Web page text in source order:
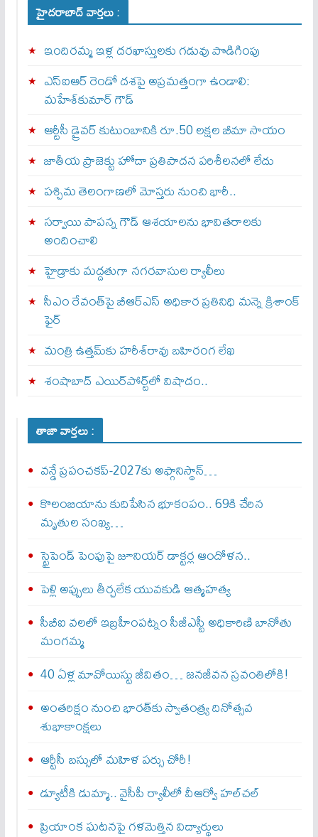
హైదరాబాద్ వార్తలు :
ఇందిరమ్మ ఇళ్ల దరఖాస్తులకు గడువు పొడిగింపు
ఎస్‌ఐఆర్‌ రెండో దశపై అప్రమత్తంగా ఉండాలి:
మహేశ్‌కుమార్‌ గౌడ్‌
ఆర్టీసీ డ్రైవర్ కుటుంబానికి రూ.50 లక్షల బీమా సాయం
జాతీయ ప్రాజెక్టు హోదా ప్రతిపాదన పరిశీలనలో లేదు
పశ్చిమ తెలంగాణలో మోస్తరు నుంచి భారీ..
సర్వాయి పాపన్న గౌడ్‌ ఆశయాలను భావితరాలకు
అందించాలి
హైడ్రాకు మద్దతుగా నగరవాసుల ర్యాలీలు
సీఎం రేవంత్‌పై బీఆర్‌ఎస్‌ అధికార ప్రతినిధి మన్నె క్రిశాంక్
ఫైర్‌
మంత్రి ఉత్తమ్‌కు హరీశ్‌రావు బహిరంగ లేఖ
శంషాబాద్‌ ఎయిర్‌పోర్ట్‌లో విషాదం..
తాజా వార్తలు :
వన్డే ప్రపంచకప్‌-2027కు అఫ్గానిస్థాన్‌…
కొలంబియాను కుదిపేసిన భూకంపం.. 69కి చేరిన
మృతుల సంఖ్య…
స్టైపెండ్ పెంపుపై జూనియర్ డాక్టర్ల ఆందోళన..
పెళ్లి అప్పులు తీర్చలేక యువకుడి ఆత్మహత్య
సీబీఐ వలలో ఇబ్రహీంపట్నం సీజీఎస్టీ అధికారిణి బానోతు
మంగమ్మ
40 ఏళ్ల మావోయిస్టు జీవితం… జనజీవన స్రవంతిలోకి!
అంతరిక్షం నుంచి భారత్‌కు స్వాతంత్ర్య దినోత్సవ
శుభాకాంక్షలు
ఆర్టీసీ బస్సులో మహిళ పర్సు చోరీ!
డ్యూటీకి డుమ్మా.. వైసీపీ ర్యాలీలో వీఆర్వో హల్‌చల్‌
ప్రియాంక ఘటనపై గళమెత్తిన విద్యార్థులు